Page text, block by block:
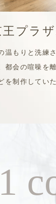
王プラ
温もりと洗練
都会の喧噪を
を制作してい